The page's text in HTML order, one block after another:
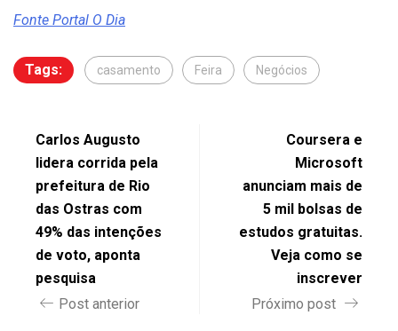
Fonte Portal O Dia
Tags: casamento Feira Negócios
Carlos Augusto
lidera corrida pela
prefeitura de Rio
das Ostras com
49% das intenções
de voto, aponta
pesquisa
Post anterior
Coursera e
Microsoft
anunciam mais de
5 mil bolsas de
estudos gratuitas.
Veja como se
inscrever
Próximo post